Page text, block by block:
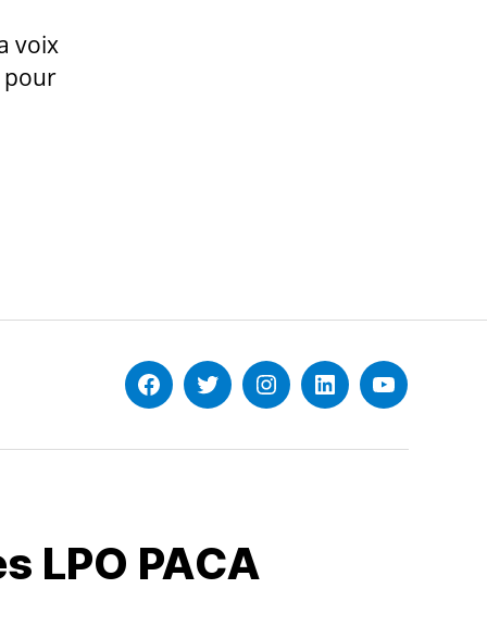
voix
pour
FacebookTwitterInstagramLinkedinYouTube
LPO PACA